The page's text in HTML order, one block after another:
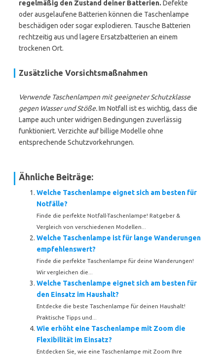
regelmäßig den Zustand deiner Batterien. Defekte
oder ausgelaufene Batterien können die Taschenlampe
beschädigen oder sogar explodieren. Tausche Batterien
rechtzeitig aus und lagere Ersatzbatterien an einem
trockenen Ort.
Zusätzliche Vorsichtsmaßnahmen
Verwende Taschenlampen mit geeigneter Schutzklasse
gegen Wasser und Stöße.Im Notfall ist es wichtig, dass die
Lampe auch unter widrigen Bedingungen zuverlässig
funktioniert. Verzichte auf billige Modelle ohne
entsprechende Schutzvorkehrungen.
Ähnliche Beiträge:
Welche Taschenlampe eignet sich am besten für
Notfälle?
Finde die perfekte Notfall-Taschenlampe! Ratgeber &
Vergleich von verschiedenen Modellen...
Welche Taschenlampe ist für lange Wanderungen
empfehlenswert?
Finde die perfekte Taschenlampe für deine Wanderungen!
Wir vergleichen die...
Welche Taschenlampe eignet sich am besten für
den Einsatz im Haushalt?
Entdecke die beste Taschenlampe für deinen Haushalt!
Praktische Tipps und...
Wie erhöht eine Taschenlampe mit Zoom die
Flexibilität im Einsatz?
Entdecken Sie, wie eine Taschenlampe mit Zoom Ihre